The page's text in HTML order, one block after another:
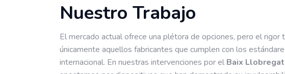
Nuestro Trabajo
El mercado actual ofrece una plétora de opciones, pero el rigor
únicamente aquellos fabricantes que cumplen con los
internacional. En nuestras intervenciones por el Baix Llobregat